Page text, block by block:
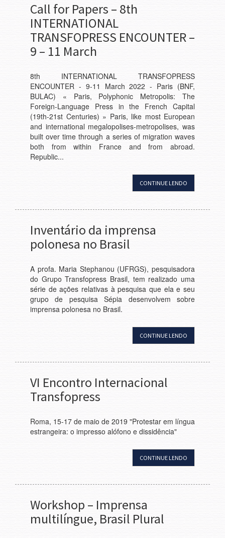
Call for Papers – 8th
INTERNATIONAL
TRANSFOPRESS ENCOUNTER –
9 – 11 March
8th INTERNATIONAL TRANSFOPRESS
ENCOUNTER - 9-11 March 2022 - Paris (BNF,
BULAC) « Paris, Polyphonic Metropolis: The
Foreign-Language Press in the French Capital
(19th-21st Centuries) » Paris, like most European
and international megalopolises-metropolises, was
built over time through a series of migration waves
both from within France and from abroad.
Republic...
CONTINUE LENDO
Inventário da imprensa
polonesa no Brasil
A profa. Maria Stephanou (UFRGS), pesquisadora
do Grupo Transfopress Brasil, tem realizado uma
série de ações relativas à pesquisa que ela e seu
grupo de pesquisa Sépia desenvolvem sobre
imprensa polonesa no Brasil.
CONTINUE LENDO
VI Encontro Internacional
Transfopress
Roma, 15-17 de maio de 2019 "Protestar em língua
estrangeira: o impresso alófono e dissidência"
CONTINUE LENDO
Workshop – Imprensa
multilíngue, Brasil Plural